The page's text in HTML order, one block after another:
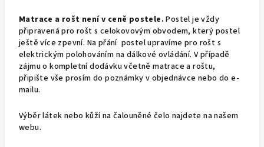
Matrace a rošt není v ceně postele. Postel je vždy
připravená pro rošt s celokovovým obvodem, který postel
ještě více zpevní. Na přání postel upravíme pro rošt s
elektrickým polohováním na dálkové ovládání. V případě
zájmu o kompletní dodávku včetně matrace a roštu,
připište vše prosím do poznámky v objednávce nebo do e-
mailu.
Výběr látek nebo kůží na čalouněné čelo najdete na našem
webu.